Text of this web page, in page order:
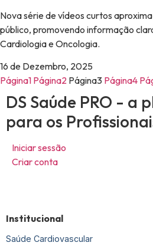
Nova série de vídeos curtos
público, promovendo informação
Cardiologia e Oncologia.
16 de Dezembro, 2025
Página1 Página2 Página3 Página4
DS Saúde PRO - a
para os
Iniciar sessão
Criar conta
Institucional
Saúde Cardiovascular